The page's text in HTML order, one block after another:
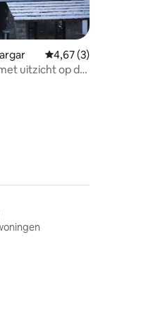
5, 50 recensies
Gemiddelde
4,67 (3)
uitzicht op de